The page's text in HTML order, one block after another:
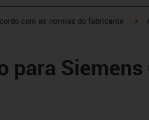
com as normas do fabricante
Siemens